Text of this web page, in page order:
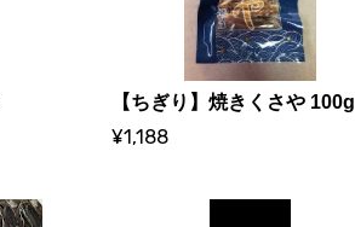
【ちぎり】焼きくさや 100g
¥1,188